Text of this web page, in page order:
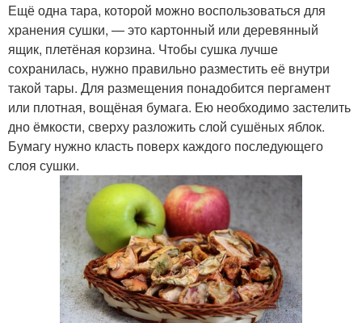
Ещё одна тара, которой можно воспользоваться для
хранения сушки, — это картонный или деревянный
ящик, плетёная корзина. Чтобы сушка лучше
сохранилась, нужно правильно разместить её внутри
такой тары. Для размещения понадобится пергамент
или плотная, вощёная бумага. Ею необходимо застелить
дно ёмкости, сверху разложить слой сушёных яблок.
Бумагу нужно класть поверх каждого последующего
слоя сушки.